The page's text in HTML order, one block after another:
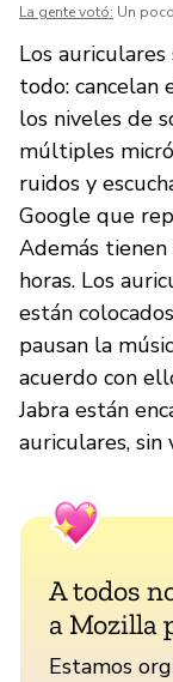
La gente votó: Un
Los
todo: cancelan
los niveles de
múltiples
ruidos y
Google que
Además
horas. Los
están
pausan la
acuerdo con
Jabra están
auriculares, sin
A todos
a Mozilla
Estamos